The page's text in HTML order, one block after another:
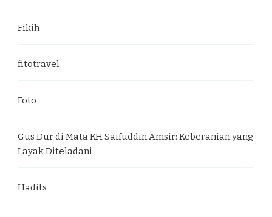
Fikih
fitotravel
Foto
Gus Dur di Mata KH Saifuddin Amsir: Keberanian yang
Layak Diteladani
Hadits